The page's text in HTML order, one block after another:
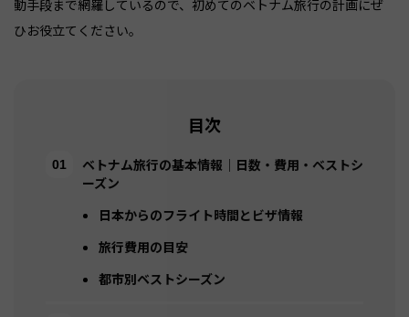
動手段まで網羅しているので、初めてのベトナム旅行の計画にぜ
ひお役立てください。
目次
ベトナム旅行の基本情報｜日数・費用・ベストシ
ーズン
日本からのフライト時間とビザ情報
旅行費用の目安
都市別ベストシーズン